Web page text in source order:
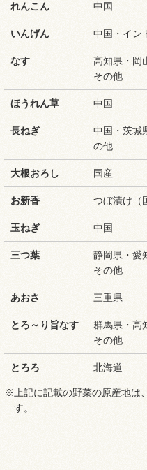
れんこん 中国
いんげん 中国・イン
なす
高知県・岡
その他
ほうれん草 中国
長ねぎ
中国・茨城
の他
大根おろし 国産
お新香 つぼ漬け（
玉ねぎ 中国
三つ葉
静岡県・愛
その他
あおさ 三重県
とろ～り旨なす
群馬県・高
その他
とろろ 北海道
※上記に記載の野菜の原産地は
す。